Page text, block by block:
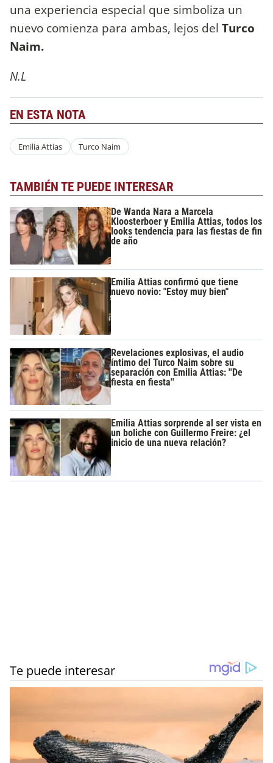
una experiencia especial que simboliza un
nuevo comienza para ambas, lejos del Turco
Naim.
N.L
EN ESTA NOTA
Emilia Attias Turco Naim
TAMBIÉN TE PUEDE INTERESAR
De Wanda Nara a Marcela
Kloosterboer y Emilia Attias, todos los
looks tendencia para las fiestas de fin
de año
Emilia Attias confirmó que tiene
nuevo novio: "Estoy muy bien"
Revelaciones explosivas, el audio
íntimo del Turco Naim sobre su
separación con Emilia Attias: ''De
fiesta en fiesta''
Emilia Attias sorprende al ser vista en
un boliche con Guillermo Freire: ¿el
inicio de una nueva relación?